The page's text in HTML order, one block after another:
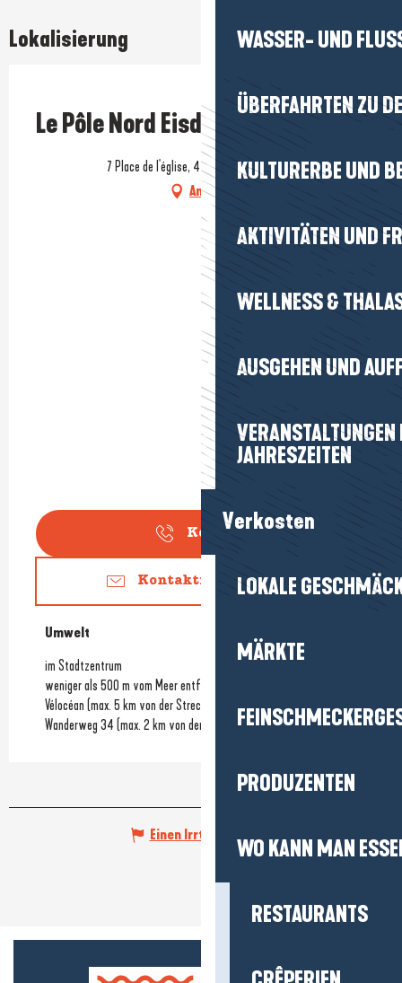
WASSER- UND
ÜBERFAHRTEN ZU
KULTURERBE UND
AKTIVITÄTEN UND
WELLNESS &
AUSGEHEN UND
JAHRESZEITEN
Verkosten
LOKALE
MÄRKTE
PRODUZENTEN
WO KANN MAN
RESTAURANTS
Lokalisierung
Le Pôle Nord Eisdiele
Prestataire engagé dans une démarche environnementale
7 Place de l'église, 44420 Piriac-sur-Mer
Anfahrt
Kontakt
Kontaktieren Sie uns
Umwelt
Umwelt
im Stadtzentrum
weniger als 500 m vom Meer entfernt
Vélocéan (max. 5 km von der Strecke entfernt)
Wanderweg 34 (max. 2 km von der Strecke entfernt)
Einen Irrtum angeben